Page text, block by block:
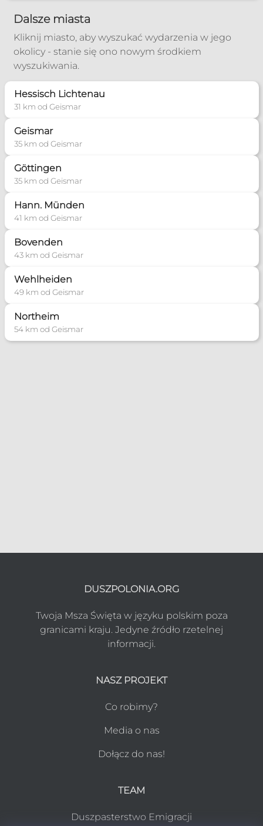
Dalsze miasta
Kliknij miasto, aby wyszukać wydarzenia w jego
okolicy - stanie się ono nowym środkiem
wyszukiwania.
Hessisch Lichtenau
31 km od Geismar
Geismar
35 km od Geismar
Göttingen
35 km od Geismar
Hann. Münden
41 km od Geismar
Bovenden
43 km od Geismar
Wehlheiden
49 km od Geismar
Northeim
54 km od Geismar
DUSZPOLONIA.ORG
Twoja Msza Święta w języku polskim poza
granicami kraju. Jedyne źródło rzetelnej
informacji.
NASZ PROJEKT
Co robimy?
Media o nas
Dołącz do nas!
TEAM
Duszpasterstwo Emigracji